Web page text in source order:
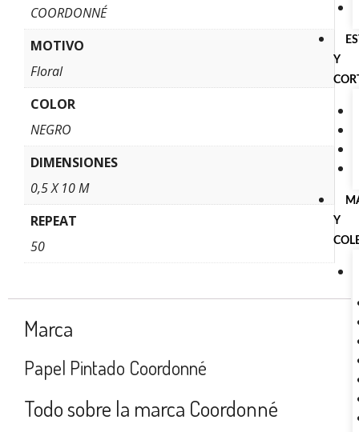
Y
Y
COORDONNÉ
MOTIVO
Floral
COLOR
NEGRO
DIMENSIONES
0,5 X 10 M
REPEAT
50
Marca
Papel Pintado Coordonné
Todo sobre la marca Coordonné